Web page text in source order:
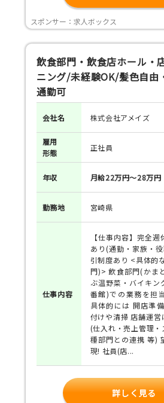
スポンサー：求人ボックス
飲食部門・飲食店ホール・
ニング/未経験OK/髪色自由
通勤可
会社名 株式会社アメイズ
雇用
形態
正社員
年収 月給22万円～28万円
勤務地 宮崎県
仕事内容
【仕事内容】完全
あり(通勤・家族・
引制度あり <具体的
門)> 飲食部門(かま
ぶ温野菜・バイキン
番館)での業務を担
具体的には 開店準
付けや清掃 店舗運
(仕入れ・売上管理
種部門との連携 等)
現! 社員(店...
詳しく見る